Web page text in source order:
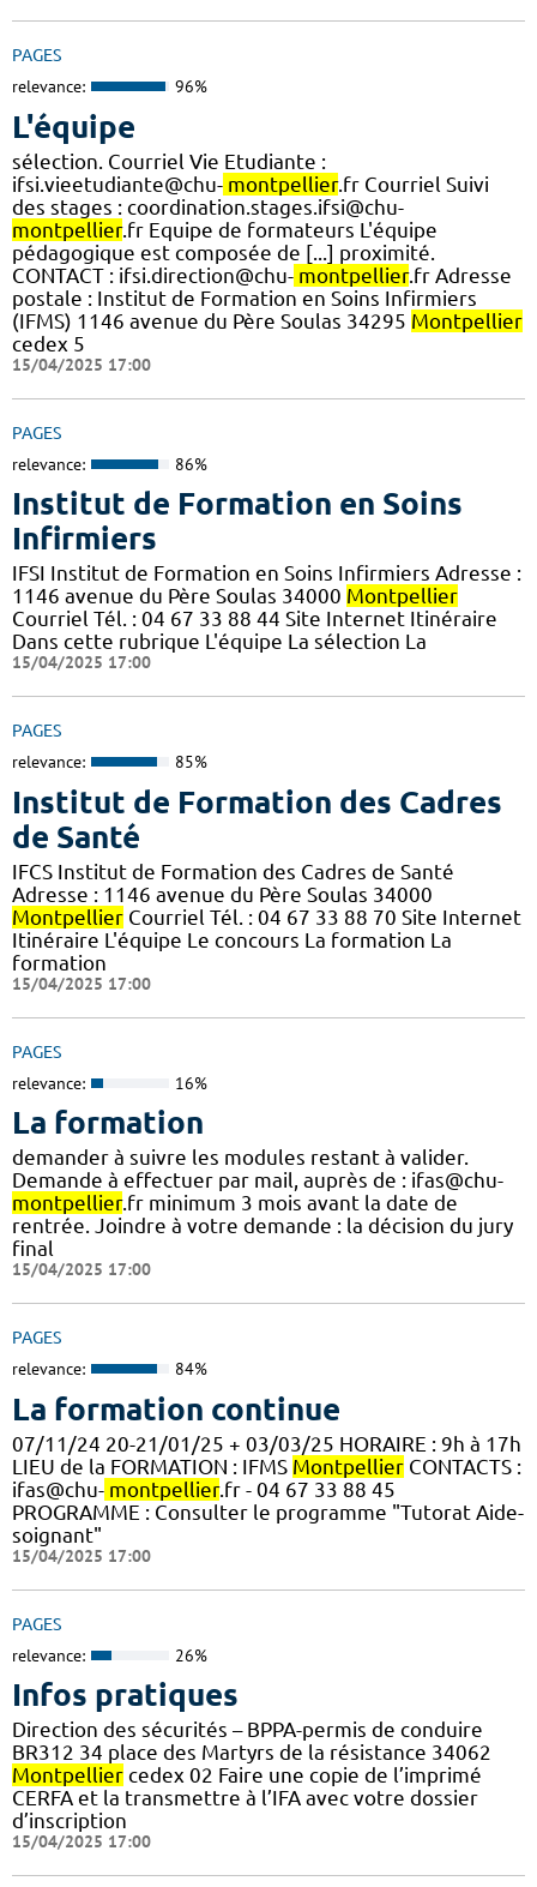
PAGES
relevance: 96%
L'équipe
sélection. Courriel Vie Etudiante :
ifsi.vieetudiante@chu- montpellier.fr Courriel Suivi
des stages : coordination.stages.ifsi@chu-
montpellier.fr Equipe de formateurs L'équipe
pédagogique est composée de [...] proximité.
CONTACT : ifsi.direction@chu- montpellier.fr Adresse
postale : Institut de Formation en Soins Infirmiers
(IFMS) 1146 avenue du Père Soulas 34295 Montpellier
cedex 5
15/04/2025 17:00
PAGES
relevance: 86%
Institut de Formation en Soins
Infirmiers
IFSI Institut de Formation en Soins Infirmiers Adresse :
1146 avenue du Père Soulas 34000 Montpellier
Courriel Tél. : 04 67 33 88 44 Site Internet Itinéraire
Dans cette rubrique L'équipe La sélection La
15/04/2025 17:00
PAGES
relevance: 85%
Institut de Formation des Cadres
de Santé
IFCS Institut de Formation des Cadres de Santé
Adresse : 1146 avenue du Père Soulas 34000
Montpellier Courriel Tél. : 04 67 33 88 70 Site Internet
Itinéraire L'équipe Le concours La formation La
formation
15/04/2025 17:00
PAGES
relevance: 16%
La formation
demander à suivre les modules restant à valider.
Demande à effectuer par mail, auprès de : ifas@chu-
montpellier.fr minimum 3 mois avant la date de
rentrée. Joindre à votre demande : la décision du jury
final
15/04/2025 17:00
PAGES
relevance: 84%
La formation continue
07/11/24 20-21/01/25 + 03/03/25 HORAIRE : 9h à 17h
LIEU de la FORMATION : IFMS Montpellier CONTACTS :
ifas@chu- montpellier.fr - 04 67 33 88 45
PROGRAMME : Consulter le programme "Tutorat Aide-
soignant"
15/04/2025 17:00
PAGES
relevance: 26%
Infos pratiques
Direction des sécurités – BPPA-permis de conduire
BR312 34 place des Martyrs de la résistance 34062
Montpellier cedex 02 Faire une copie de l’imprimé
CERFA et la transmettre à l’IFA avec votre dossier
d’inscription
15/04/2025 17:00